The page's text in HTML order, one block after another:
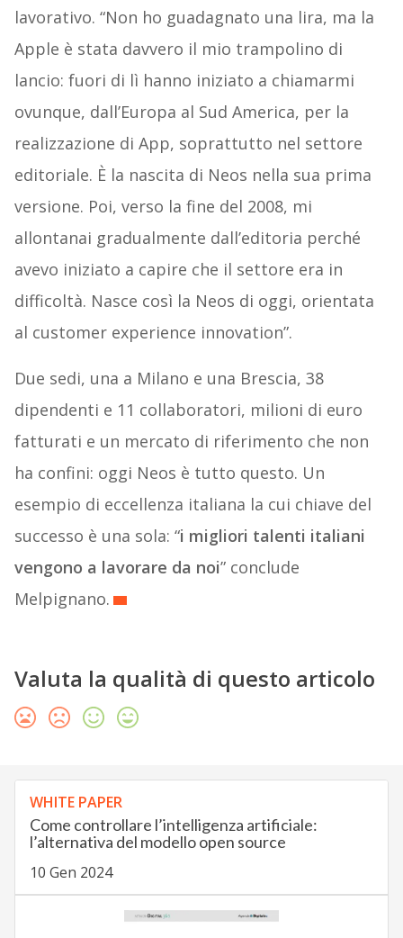
lavorativo. “Non ho guadagnato una lira, ma la
Apple è stata davvero il mio trampolino di
lancio: fuori di lì hanno iniziato a chiamarmi
ovunque, dall’Europa al Sud America, per la
realizzazione di App, soprattutto nel settore
editoriale. È la nascita di Neos nella sua prima
versione. Poi, verso la fine del 2008, mi
allontanai gradualmente dall’editoria perché
avevo iniziato a capire che il settore era in
difficoltà. Nasce così la Neos di oggi, orientata
al customer experience innovation”.
Due sedi, una a Milano e una Brescia, 38
dipendenti e 11 collaboratori, milioni di euro
fatturati e un mercato di riferimento che non
ha confini: oggi Neos è tutto questo. Un
esempio di eccellenza italiana la cui chiave del
successo è una sola: “i migliori talenti italiani
vengono a lavorare da noi” conclude
Melpignano.
Valuta la qualità di questo articolo
WHITE PAPER
Come controllare l’intelligenza artificiale:
l’alternativa del modello open source
10 Gen 2024